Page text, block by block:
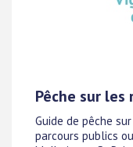
Pêche sur les
Guide de pêche
parcours publics